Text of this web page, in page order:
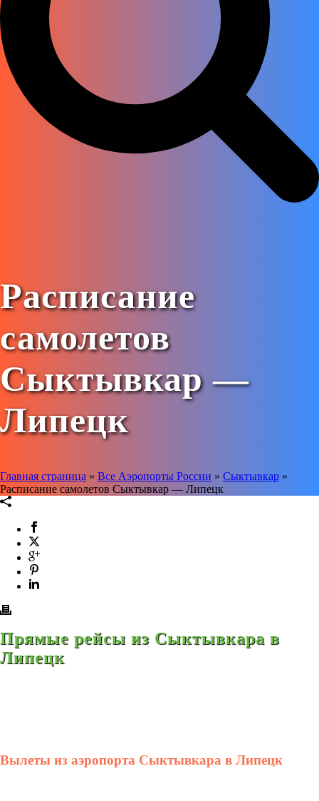
Расписание
самолетов
Сыктывкар —
Липецк
Главная страница » Все Аэропорты России » Сыктывкар »
Расписание самолетов Сыктывкар — Липецк
Прямые рейсы из Сыктывкара в
Липецк
Вылеты из аэропорта Сыктывкара в Липецк